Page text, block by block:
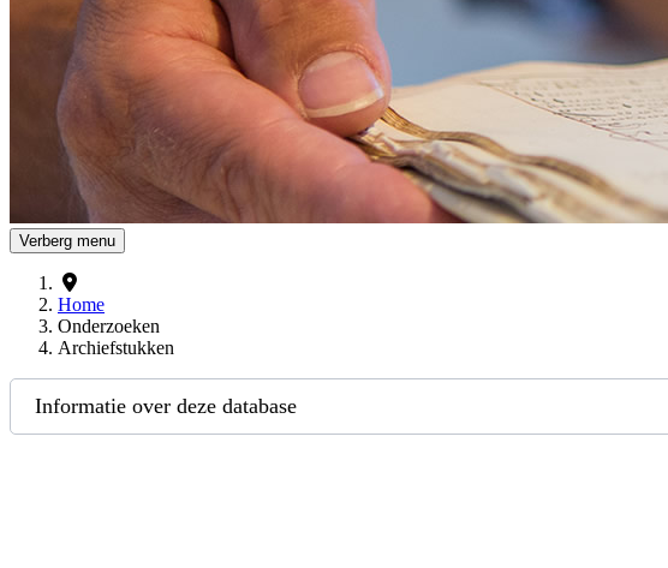
Verberg menu
Home
Onderzoeken
Archiefstukken
Informatie over deze database